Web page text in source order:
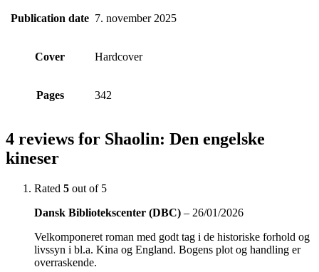
Publication date 7. november 2025
Cover Hardcover
Pages 342
4 reviews for Shaolin: Den engelske
kineser
Rated 5 out of 5
Dansk Bibliotekscenter (DBC) – 26/01/2026
Velkomponeret roman med godt tag i de historiske forhold og
livssyn i bl.a. Kina og England. Bogens plot og handling er
overraskende.